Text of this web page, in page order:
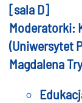
[sala D]
Moderatorki:
(Uniwersytet
Magdalena